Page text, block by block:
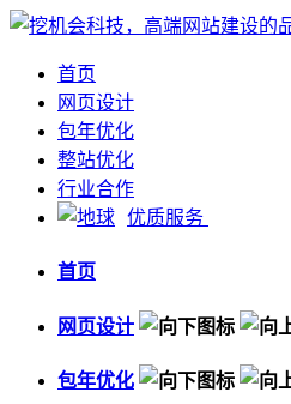
首页
网页设计
包年优化
整站优化
行业合作
优质服务
首页
网页设计
包年优化